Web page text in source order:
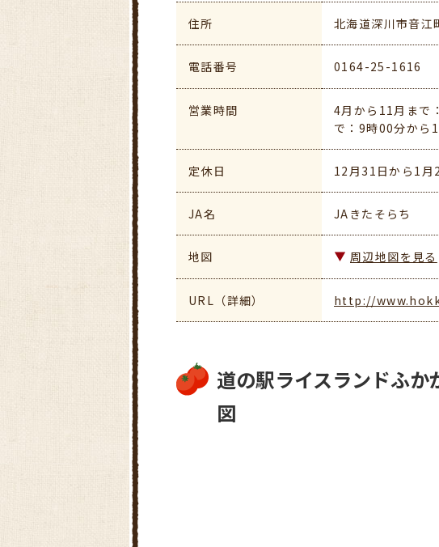
住所 北海道深川市音江
電話番号 0164-25-1616
営業時間
4月から11月ま
で：9時00分から
定休日 12月31日から1月
JA名 JAきたそらち
地図 周辺地図を見る
URL（詳細） http://
道の駅ライスランドふ
図